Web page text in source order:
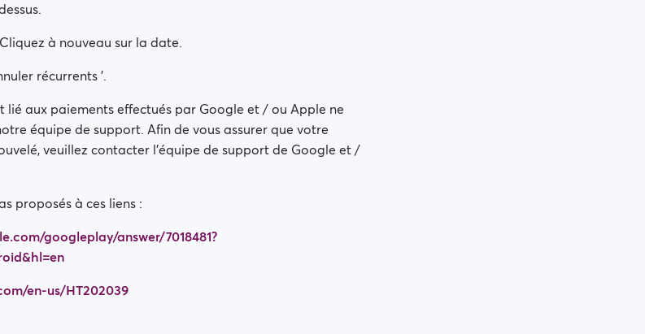
à nouveau sur la date.
récurrents '.
lié aux paiements effectués par Google et / ou Apple ne
équipe de support. Afin de vous assurer que votre
veuillez contacter l'équipe de support de Google et /
proposés à ces liens :
googleplay/answer/7018481?
en-us/HT202039